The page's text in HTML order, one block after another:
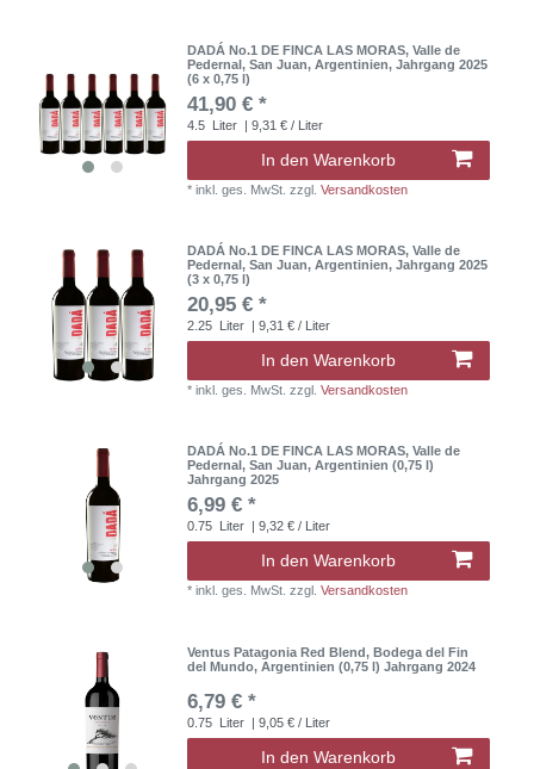
DADÁ No.1 DE FINCA LAS MORAS, Valle de
Pedernal, San Juan, Argentinien, Jahrgang 2025
(6 x 0,75 l)
41,90 € *
4.5 Liter | 9,31 € / Liter
In den Warenkorb
*inkl. ges. MwSt. zzgl.Versandkosten
DADÁ No.1 DE FINCA LAS MORAS, Valle de
Pedernal, San Juan, Argentinien, Jahrgang 2025
(3 x 0,75 l)
20,95 € *
2.25 Liter | 9,31 € / Liter
In den Warenkorb
*inkl. ges. MwSt. zzgl.Versandkosten
DADÁ No.1 DE FINCA LAS MORAS, Valle de
Pedernal, San Juan, Argentinien (0,75 l)
Jahrgang 2025
6,99 € *
0.75 Liter | 9,32 € / Liter
In den Warenkorb
*inkl. ges. MwSt. zzgl.Versandkosten
Ventus Patagonia Red Blend, Bodega del Fin
del Mundo, Argentinien (0,75 l) Jahrgang 2024
6,79 € *
0.75 Liter | 9,05 € / Liter
In den Warenkorb